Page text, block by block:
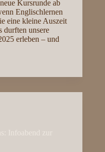
Kursrunde ab
Englischlernen
eine kleine Auszeit
durften unsere
erleben – und